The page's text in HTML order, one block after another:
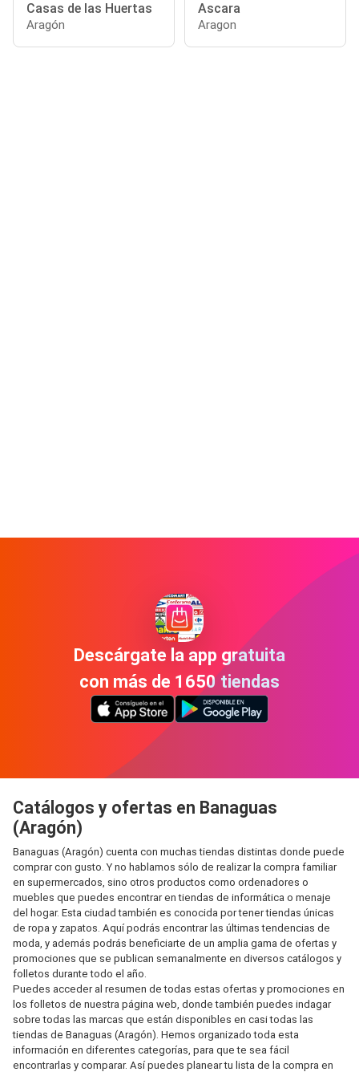
Casas de las Huertas
Aragón
Ascara
Aragon
Descárgate la app gratuita
con más de 1650 tiendas
Catálogos y ofertas en Banaguas
(Aragón)
Banaguas (Aragón) cuenta con muchas tiendas distintas donde puede
comprar con gusto. Y no hablamos sólo de realizar la compra familiar
en supermercados, sino otros productos como ordenadores o
muebles que puedes encontrar en tiendas de informática o menaje
del hogar. Esta ciudad también es conocida por tener tiendas únicas
de ropa y zapatos. Aquí podrás encontrar las últimas tendencias de
moda, y además podrás beneficiarte de un amplia gama de ofertas y
promociones que se publican semanalmente en diversos catálogos y
folletos durante todo el año.
Puedes acceder al resumen de todas estas ofertas y promociones en
los folletos de nuestra página web, donde también puedes indagar
sobre todas las marcas que están disponibles en casi todas las
tiendas de Banaguas (Aragón). Hemos organizado toda esta
información en diferentes categorías, para que te sea fácil
encontrarlas y comparar. Así puedes planear tu lista de la compra en